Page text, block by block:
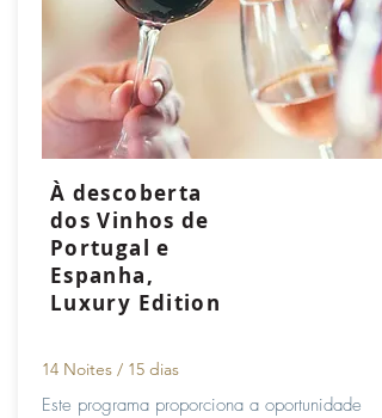
À descoberta
dos Vinhos de
Portugal e
Espanha,
Luxury Edition
14 Noites / 15 dias
Este programa proporciona a oportunidade